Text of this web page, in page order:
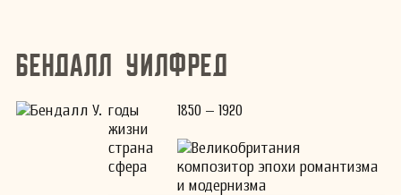
Бендалл Уилфред
годы
жизни
1850 – 1920
страна
Великобритания
сфера
композитор эпохи романтизма
и модернизма